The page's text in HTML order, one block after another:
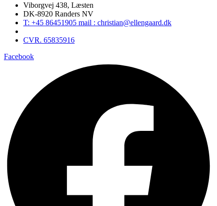
Viborgvej 438, Læsten
DK-8920 Randers NV
T: +45 86451905 mail : christian@ellengaard.dk
CVR. 65835916
Facebook